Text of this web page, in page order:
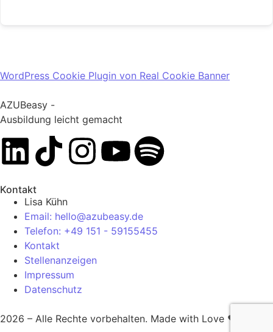
WordPress Cookie Plugin von Real Cookie Banner
AZUBeasy -
Ausbildung leicht gemacht
Kontakt
Lisa Kühn
Email: hello@azubeasy.de
Telefon: +49 151 - 59155455
Kontakt
Stellenanzeigen
Impressum
Datenschutz
2026 – Alle Rechte vorbehalten. Made with Love ❤️